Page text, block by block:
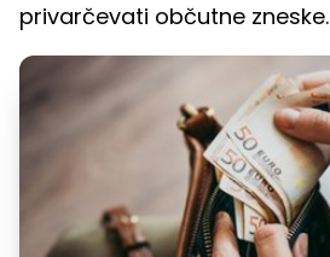
privarčevati občutne zneske.